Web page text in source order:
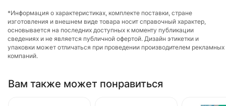
*Информация о характеристиках, комплекте поставки, стране
изготовления и внешнем виде товара носит справочный характер,
основывается на последних доступных к моменту публикации
сведениях и не является публичной офертой. Дизайн этикетки и
упаковки может отличаться при проведении производителем рекламных
компаний.
Вам также может понравиться